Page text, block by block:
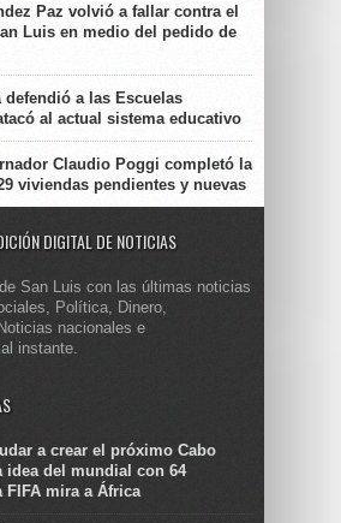
Paz volvió a fallar contra el
Luis en medio del pedido de
defendió a las Escuelas
al actual sistema educativo
Claudio Poggi completó la
viviendas pendientes y nuevas
DIGITAL DE NOTICIAS
San Luis con las últimas noticias
Política, Dinero,
nacionales e
instante.
a crear el próximo Cabo
idea del mundial con 64
FIFA mira a África